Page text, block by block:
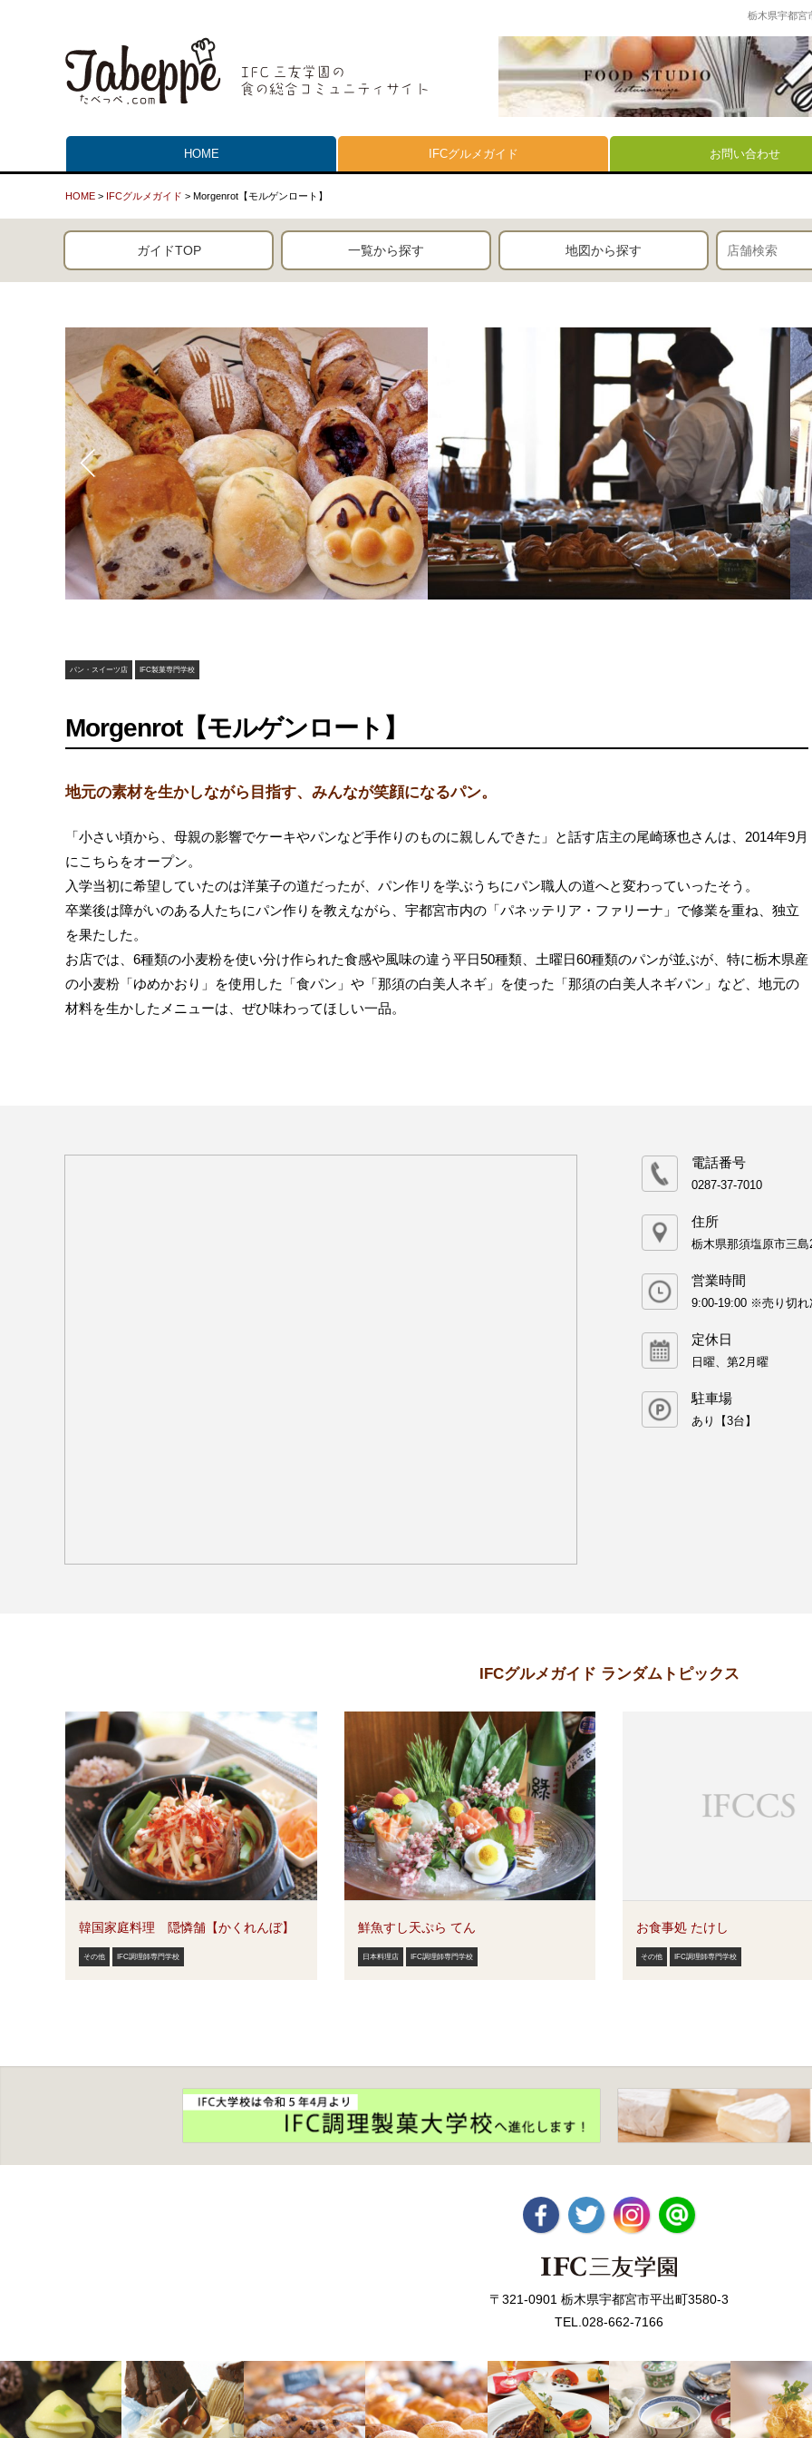
栃木県宇都宮
HOME IFCグルメガイド お問い合わせ
HOME > IFCグルメガイド > Morgenrot【モルゲンロート】
ガイドTOP 一覧から探す 地図から探す
パン・スイーツ店 IFC製菓専門学校
Morgenrot【モルゲンロート】
地元の素材を生かしながら目指す、みんなが笑顔になるパン。
「小さい頃から、母親の影響でケーキやパンなど手作りのものに親しんできた」と話す店主の尾崎琢也さんは、2014年9月
にこちらをオープン。
入学当初に希望していたのは洋菓子の道だったが、パン作リを学ぶうちにパン職人の道へと変わっていったそう。
卒業後は障がいのある人たちにパン作りを教えながら、宇都宮市内の「パネッテリア・ファリーナ」で修業を重ね、独立
を果たした。
お店では、6種類の小麦粉を使い分け作られた食感や風味の違う平日50種類、土曜日60種類のパンが並ぶが、特に栃木県産
の小麦粉「ゆめかおり」を使用した「食パン」や「那須の白美人ネギ」を使った「那須の白美人ネギパン」など、地元の
材料を生かしたメニューは、ぜひ味わってほしい一品。
電話番号
0287-37-7010
住所
栃木県那須塩原市三島
営業時間
9:00-19:00 ※売り切れ
定休日
日曜、第2月曜
駐車場
あり【3台】
IFCグルメガイド ランダムトピックス
韓国家庭料理 隠憐舗【かくれんぼ】
その他 IFC調理師専門学校
鮮魚すし天ぷら てん
日本料理店 IFC調理師専門学校
お食事処 たけし
その他 IFC調理師専門学校
〒321-0901 栃木県宇都宮市平出町3580-3
TEL.028-662-7166